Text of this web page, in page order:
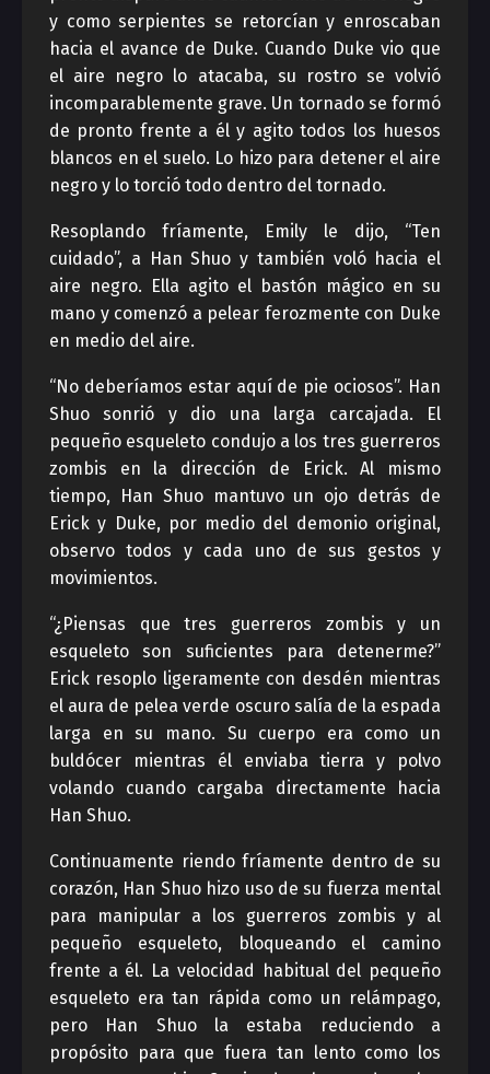
y como serpientes se retorcían y enroscaban
hacia el avance de Duke. Cuando Duke vio que
el aire negro lo atacaba, su rostro se volvió
incomparablemente grave. Un tornado se formó
de pronto frente a él y agito todos los huesos
blancos en el suelo. Lo hizo para detener el aire
negro y lo torció todo dentro del tornado.
Resoplando fríamente, Emily le dijo, “Ten
cuidado”, a Han Shuo y también voló hacia el
aire negro. Ella agito el bastón mágico en su
mano y comenzó a pelear ferozmente con Duke
en medio del aire.
“No deberíamos estar aquí de pie ociosos”. Han
Shuo sonrió y dio una larga carcajada. El
pequeño esqueleto condujo a los tres guerreros
zombis en la dirección de Erick. Al mismo
tiempo, Han Shuo mantuvo un ojo detrás de
Erick y Duke, por medio del demonio original,
observo todos y cada uno de sus gestos y
movimientos.
“¿Piensas que tres guerreros zombis y un
esqueleto son suficientes para detenerme?”
Erick resoplo ligeramente con desdén mientras
el aura de pelea verde oscuro salía de la espada
larga en su mano. Su cuerpo era como un
buldócer mientras él enviaba tierra y polvo
volando cuando cargaba directamente hacia
Han Shuo.
Continuamente riendo fríamente dentro de su
corazón, Han Shuo hizo uso de su fuerza mental
para manipular a los guerreros zombis y al
pequeño esqueleto, bloqueando el camino
frente a él. La velocidad habitual del pequeño
esqueleto era tan rápida como un relámpago,
pero Han Shuo la estaba reduciendo a
propósito para que fuera tan lento como los